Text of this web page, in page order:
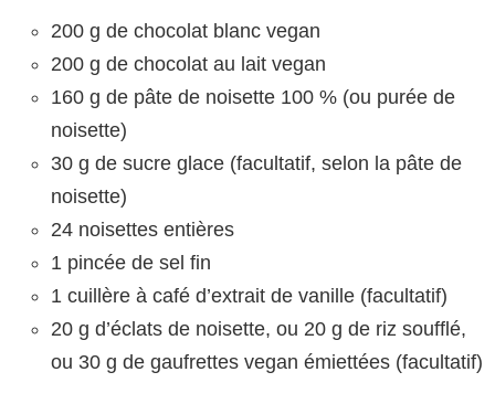
200 g de chocolat blanc vegan
200 g de chocolat au lait vegan
160 g de pâte de noisette 100 % (ou purée de
noisette)
30 g de sucre glace (facultatif, selon la pâte de
noisette)
24 noisettes entières
1 pincée de sel fin
1 cuillère à café d’extrait de vanille (facultatif)
20 g d’éclats de noisette, ou 20 g de riz soufflé,
ou 30 g de gaufrettes vegan émiettées (facultatif)